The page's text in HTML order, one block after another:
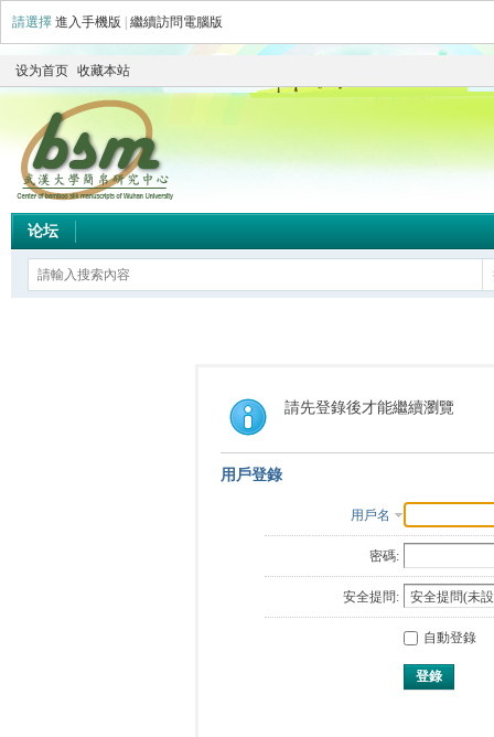
請選擇 進入手機版 繼續訪問電腦版
设为首页 收藏本站
论坛
請先登錄後才能繼續瀏覽
用戶登錄
用戶名
密碼:
安全提問:
自動登錄
登錄